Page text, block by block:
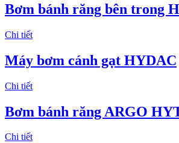
Bơm bánh răng bên trong
Chi tiết
Máy bơm cánh gạt HYDAC
Chi tiết
Bơm bánh răng ARGO
Chi tiết